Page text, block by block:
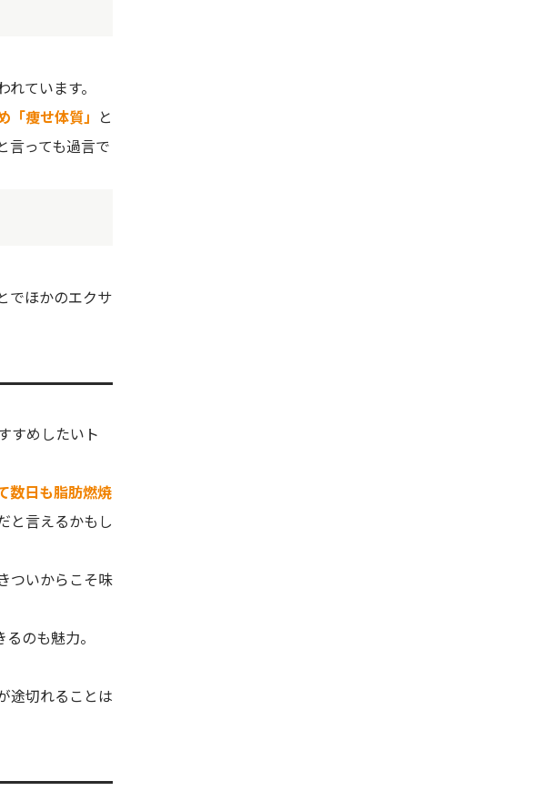
ています。
痩せ体質」 と
言っても過言で
でほかのエクサ
すめしたいト
数日も脂肪燃焼
と言えるかもし
ついからこそ味
のも魅力。
途切れることは